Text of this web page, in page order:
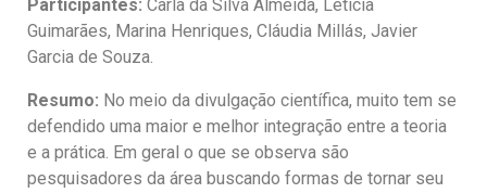
Participantes: Carla da Silva Almeida, Leticia
Guimarães, Marina Henriques, Cláudia Millás, Javier
Garcia de Souza.
Resumo: No meio da divulgação científica, muito tem se
defendido uma maior e melhor integração entre a teoria
e a prática. Em geral o que se observa são
pesquisadores da área buscando formas de tornar seu